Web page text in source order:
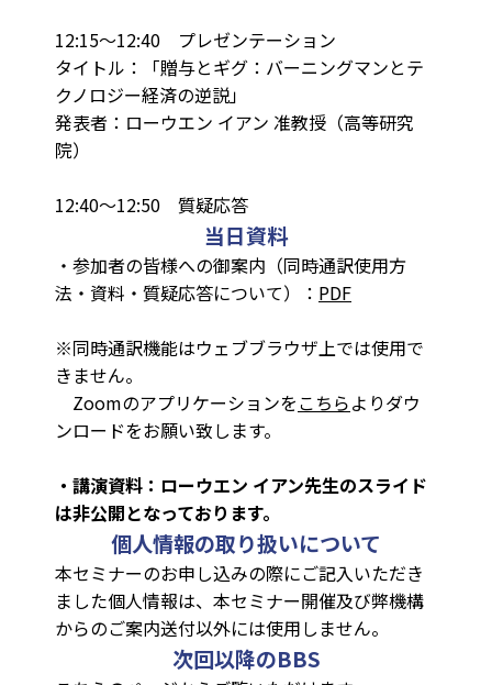
12:15～12:40 プレゼンテーション
タイトル：「贈与とギグ：バーニングマンとテ
クノロジー経済の逆説」
発表者：ローウエン イアン 准教授（高等研究
院）
12:40～12:50 質疑応答
当日資料
・参加者の皆様への御案内（同時通訳使用方
法・資料・質疑応答について）： PDF
※同時通訳機能はウェブブラウザ上では使用で
きません。
Zoomのアプリケーションをこちらよりダウ
ンロードをお願い致します。
・講演資料：ローウエン イアン先生のスライド
は非公開となっております。
個人情報の取り扱いについて
本セミナーのお申し込みの際にご記入いただき
ました個人情報は、 本セミナー開催及び弊機構
からのご案内送付以外には使用しません。
次回以降のBBS